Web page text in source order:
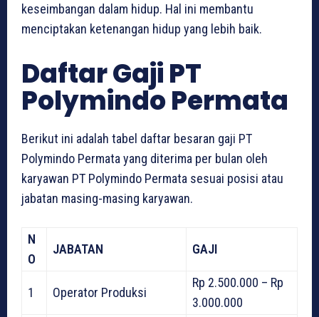
keseimbangan dalam hidup. Hal ini membantu
menciptakan ketenangan hidup yang lebih baik.
Daftar Gaji PT
Polymindo Permata
Berikut ini adalah tabel daftar besaran gaji PT
Polymindo Permata yang diterima per bulan oleh
karyawan PT Polymindo Permata sesuai posisi atau
jabatan masing-masing karyawan.
N
O
JABATAN GAJI
1 Operator Produksi
Rp 2.500.000 – Rp
3.000.000